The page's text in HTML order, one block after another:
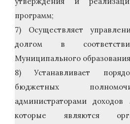
программ;
7) Осуществляет
долгом в
Муниципального
8) Устанавливает
бюджетных
администраторами
которые являются